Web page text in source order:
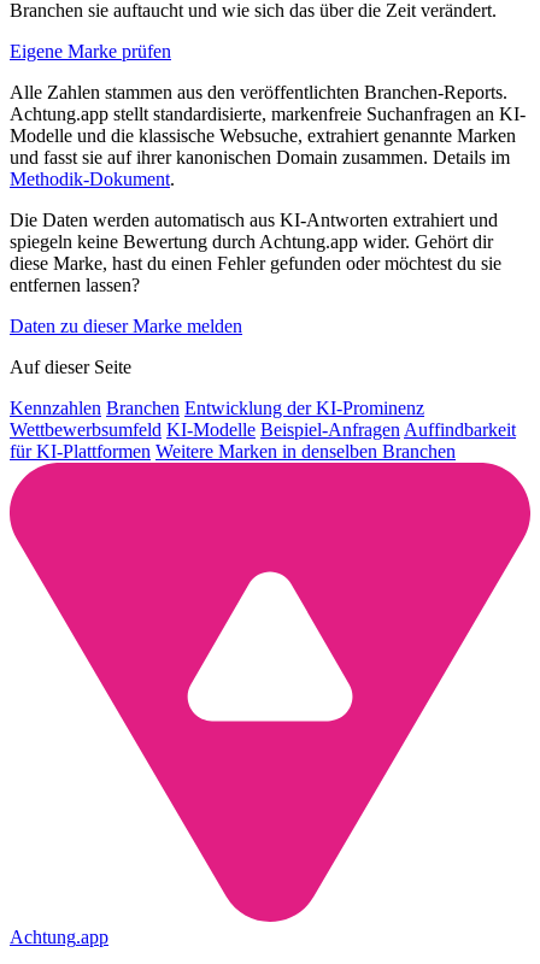
Branchen sie auftaucht und wie sich das über die Zeit verändert.
Eigene Marke prüfen
Alle Zahlen stammen aus den veröffentlichten Branchen-Reports.
Achtung.app stellt standardisierte, markenfreie Suchanfragen an KI-
Modelle und die klassische Websuche, extrahiert genannte Marken
und fasst sie auf ihrer kanonischen Domain zusammen. Details im
Methodik-Dokument.
Die Daten werden automatisch aus KI-Antworten extrahiert und
spiegeln keine Bewertung durch Achtung.app wider. Gehört dir
diese Marke, hast du einen Fehler gefunden oder möchtest du sie
entfernen lassen?
Daten zu dieser Marke melden
Auf dieser Seite
Kennzahlen Branchen Entwicklung der KI-Prominenz
Wettbewerbsumfeld KI-Modelle Beispiel-Anfragen Auffindbarkeit
für KI-Plattformen Weitere Marken in denselben Branchen
Achtung.app